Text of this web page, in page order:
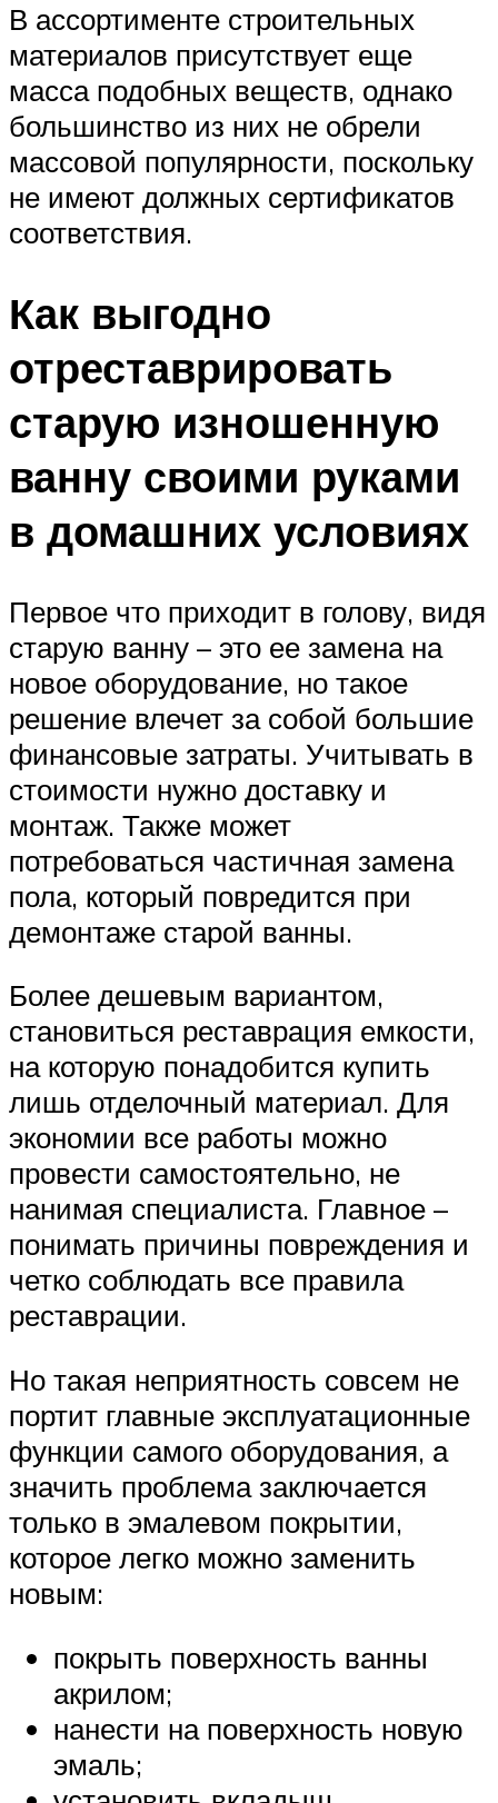
В ассортименте строительных
материалов присутствует еще
масса подобных веществ, однако
большинство из них не обрели
массовой популярности, поскольку
не имеют должных сертификатов
соответствия.
Как выгодно
отреставрировать
старую изношенную
ванну своими руками
в домашних условиях
Первое что приходит в голову, видя
старую ванну – это ее замена на
новое оборудование, но такое
решение влечет за собой большие
финансовые затраты. Учитывать в
стоимости нужно доставку и
монтаж. Также может
потребоваться частичная замена
пола, который повредится при
демонтаже старой ванны.
Более дешевым вариантом,
становиться реставрация емкости,
на которую понадобится купить
лишь отделочный материал. Для
экономии все работы можно
провести самостоятельно, не
нанимая специалиста. Главное –
понимать причины повреждения и
четко соблюдать все правила
реставрации.
Но такая неприятность совсем не
портит главные эксплуатационные
функции самого оборудования, а
значить проблема заключается
только в эмалевом покрытии,
которое легко можно заменить
новым:
покрыть поверхность ванны
акрилом;
нанести на поверхность новую
эмаль;